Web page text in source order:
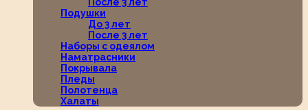
Подушки
До 3 лет
После 3 лет
Наборы с одеялом
Наматрасники
Покрывала
Пледы
Полотенца
Халаты